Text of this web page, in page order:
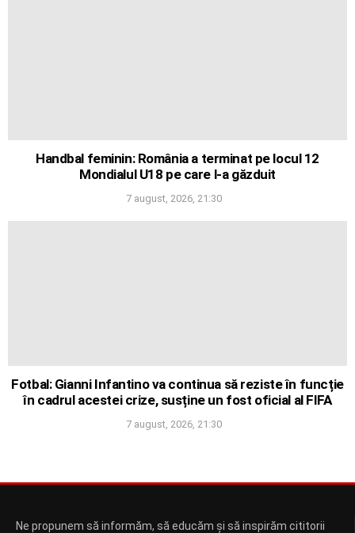
Handbal feminin: România a terminat pe locul 12
Mondialul U18 pe care l-a găzduit
7 august, 2026, 21:30
Fotbal: Gianni Infantino va continua să reziste în funcție
în cadrul acestei crize, susține un fost oficial al FIFA
7 august, 2026, 21:30
Ne propunem să informăm, să educăm și să inspirăm cititorii